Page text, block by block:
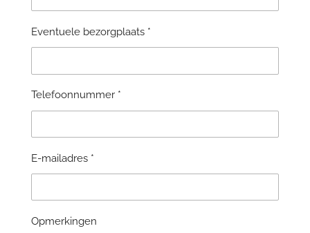
Eventuele bezorgplaats *
Telefoonnummer *
E-mailadres *
Opmerkingen